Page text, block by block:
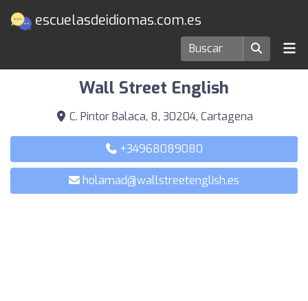
escuelasdeidiomas.com.es
Escuelas de idiomas en Cartagena
Wall Street English
C. Pintor Balaca, 8, 30204, Cartagena
+34968089080
holamad@wallstreetenglish.es